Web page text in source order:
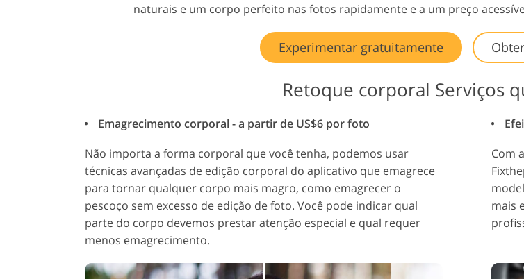
naturais e um corpo perfeito nas fotos rapidamente e a um preço
Experimentar gratuitamente
Retoque corporal Serviços
Emagrecimento corporal - a partir de US$6 por foto
Não importa a forma corporal que você tenha, podemos usar
técnicas avançadas de edição corporal do aplicativo que emagrece
para tornar qualquer corpo mais magro, como emagrecer o
pescoço sem excesso de edição de foto. Você pode indicar qual
parte do corpo devemos prestar atenção especial e qual requer
menos emagrecimento.
Com
mais